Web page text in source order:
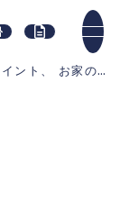
家づくりのポイント、 お家の顔「玄関ドア」 開き戸に？引き戸どっちがいいの？